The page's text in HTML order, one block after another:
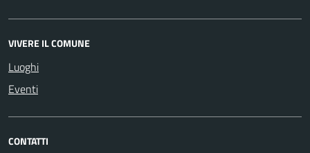
VIVERE IL COMUNE
Luoghi
Eventi
CONTATTI